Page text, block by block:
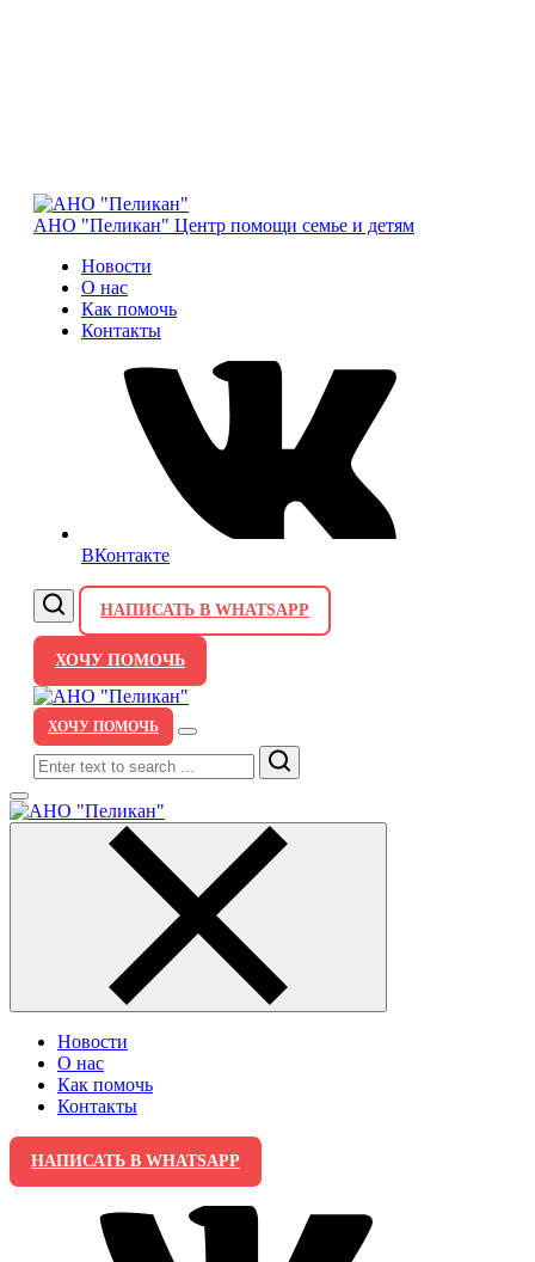
АНО "Пеликан" Центр помощи семье и детям
Новости
О нас
Как помочь
Контакты
ВКонтакте
НАПИСАТЬ В WHATSAPP
ХОЧУ ПОМОЧЬ
ХОЧУ ПОМОЧЬ
Search
Новости
О нас
Как помочь
Контакты
НАПИСАТЬ В WHATSAPP